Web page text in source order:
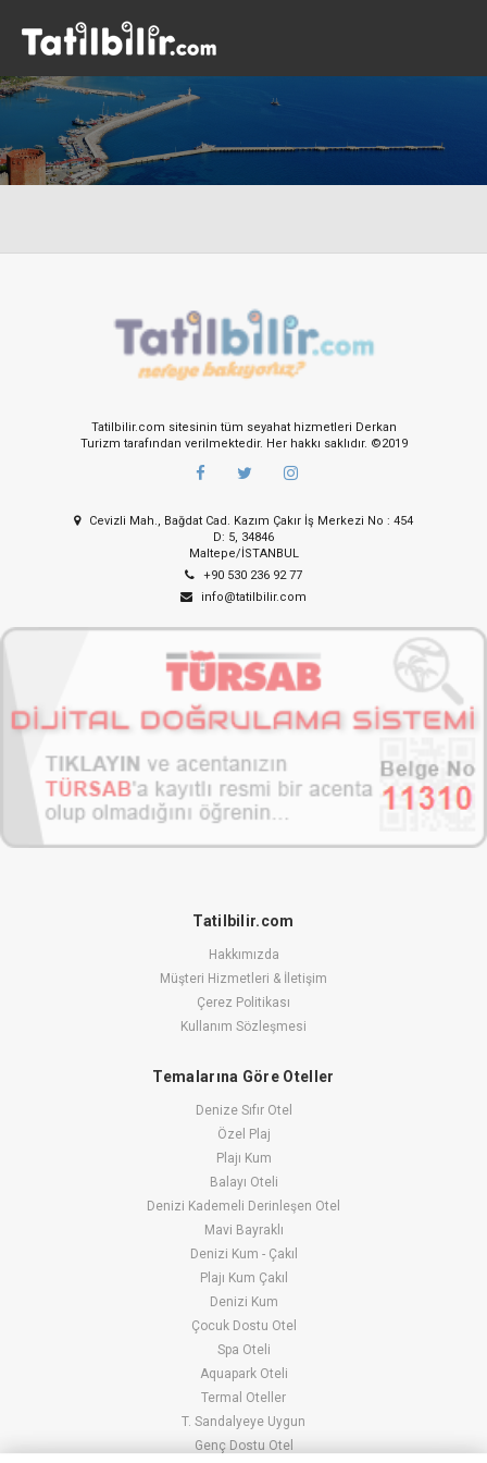
Tatilbilir.com sitesinin tüm seyahat hizmetleri Derkan
Turizm tarafından verilmektedir. Her hakkı saklıdır. ©2019
Cevizli Mah., Bağdat Cad. Kazım Çakır İş Merkezi No : 454
D: 5, 34846
Maltepe/İSTANBUL
+90 530 236 92 77
info@tatilbilir.com
Tatilbilir.com
Hakkımızda
Müşteri Hizmetleri & İletişim
Çerez Politikası
Kullanım Sözleşmesi
Temalarına Göre Oteller
Denize Sıfır Otel
Özel Plaj
Plajı Kum
Balayı Oteli
Denizi Kademeli Derinleşen Otel
Mavi Bayraklı
Denizi Kum - Çakıl
Plajı Kum Çakıl
Denizi Kum
Çocuk Dostu Otel
Spa Oteli
Aquapark Oteli
Termal Oteller
T. Sandalyeye Uygun
Genç Dostu Otel